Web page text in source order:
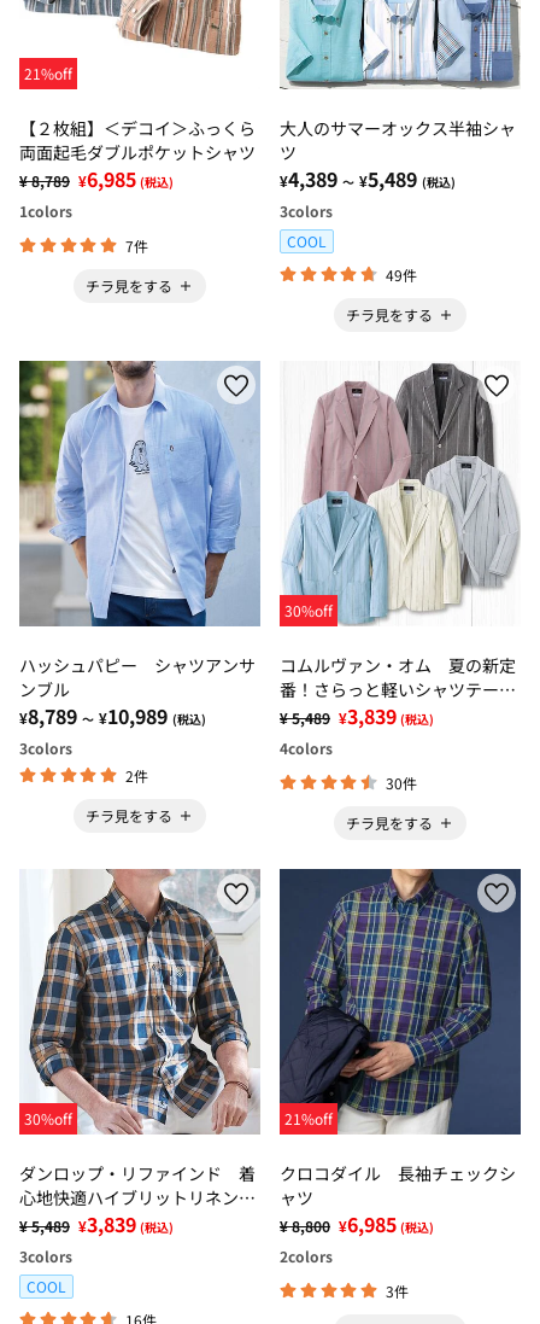
21%off
【２枚組】＜デコイ＞ふっくら
両面起毛ダブルポケットシャツ
¥ 8,789 ¥6,985 (税込)
1colors
7件
チラ見をする
大人のサマーオックス半袖シャ
ツ
¥4,389 ～ ¥5,489 (税込)
3colors
COOL
49件
チラ見をする
ハッシュパピー シャツアンサ
ンブル
¥8,789 ～ ¥10,989 (税込)
3colors
2件
チラ見をする
30%off
コムルヴァン・オム 夏の新定
番！さらっと軽いシャツテーラ
ード
¥ 5,489 ¥3,839 (税込)
4colors
30件
チラ見をする
30%off
ダンロップ・リファインド 着
心地快適ハイブリットリネンシ
ャツ
¥ 5,489 ¥3,839 (税込)
3colors
COOL
21%off
クロコダイル 長袖チェックシ
ャツ
¥ 8,800 ¥6,985 (税込)
2colors
3件